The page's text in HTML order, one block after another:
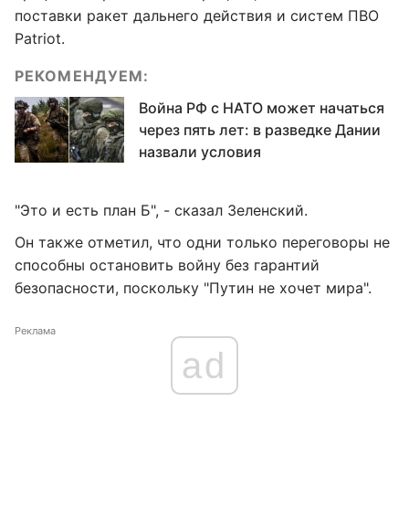
поставки ракет дальнего действия и систем ПВО
Patriot.
РЕКОМЕНДУЕМ:
Война РФ с НАТО может начаться
через пять лет: в разведке Дании
назвали условия
"Это и есть план Б", - сказал Зеленский.
Он также отметил, что одни только переговоры не
способны остановить войну без гарантий
безопасности, поскольку "Путин не хочет мира".
Реклама
ad